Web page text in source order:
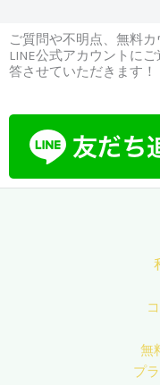
ご質問や不明点、無料
LINE公式アカウントに
答させていただきます！
無
プ